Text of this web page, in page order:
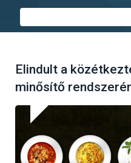
Elindult a
minősítő